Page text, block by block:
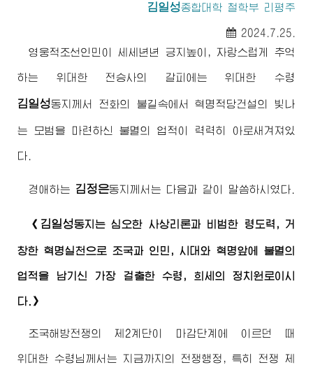
김일성종합대학 철학부 리평주
2024.7.25.
영웅적조선인민이 세세년년 긍지높이, 자랑스럽게 추억
하는 위대한 전승사의 갈피에는위대한 수령
김일성동지께서 전화의 불길속에서 혁명적당건설의 빛나
는 모범을 마련하신 불멸의 업적이 력력히 아로새겨져있
다.
경애하는 김정은동지께서 는 다음과 같이 말씀하시였다.
《 김일성동지 는 심오한 사상리론과 비범한 령도력, 거
창한 혁명실천으로 조국과 인민, 시대와 혁명앞에 불멸의
업적을 남기신 가장 걸출한 수령 , 희세의 정치원로이시
다.》
조국해방전쟁의 제2계단이 마감단계에 이르던 때
위대한 수령님께서 는 지금까지의 전쟁행정, 특히 전쟁 제